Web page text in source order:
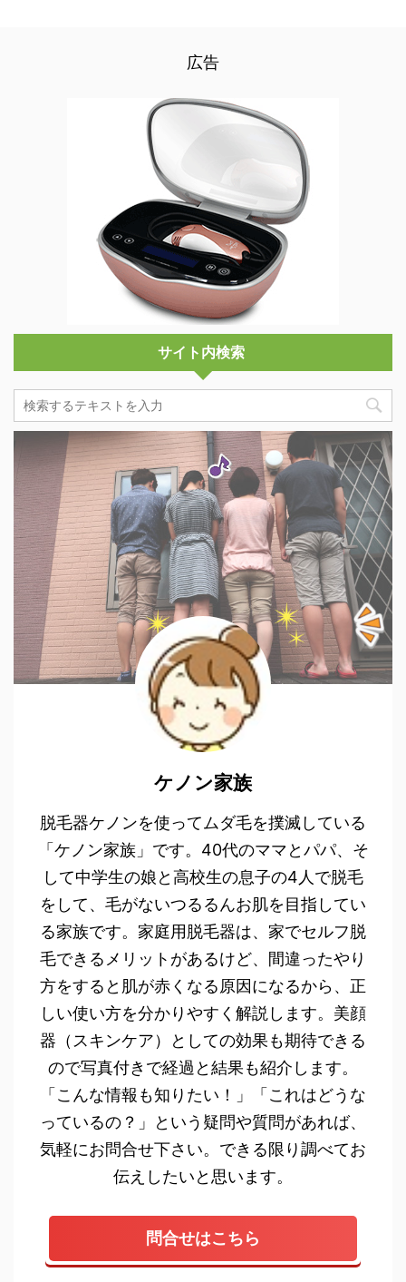
広告
サイト内検索
ケノン家族
脱毛器ケノンを使ってムダ毛を撲滅している
「ケノン家族」です。40代のママとパパ、そ
して中学生の娘と高校生の息子の4人で脱毛
をして、毛がないつるるんお肌を目指してい
る家族です。家庭用脱毛器は、家でセルフ脱
毛できるメリットがあるけど、間違ったやり
方をすると肌が赤くなる原因になるから、正
しい使い方を分かりやすく解説します。美顔
器（スキンケア）としての効果も期待できる
ので写真付きで経過と結果も紹介します。
「こんな情報も知りたい！」「これはどうな
っているの？」という疑問や質問があれば、
気軽にお問合せ下さい。できる限り調べてお
伝えしたいと思います。
問合せはこちら